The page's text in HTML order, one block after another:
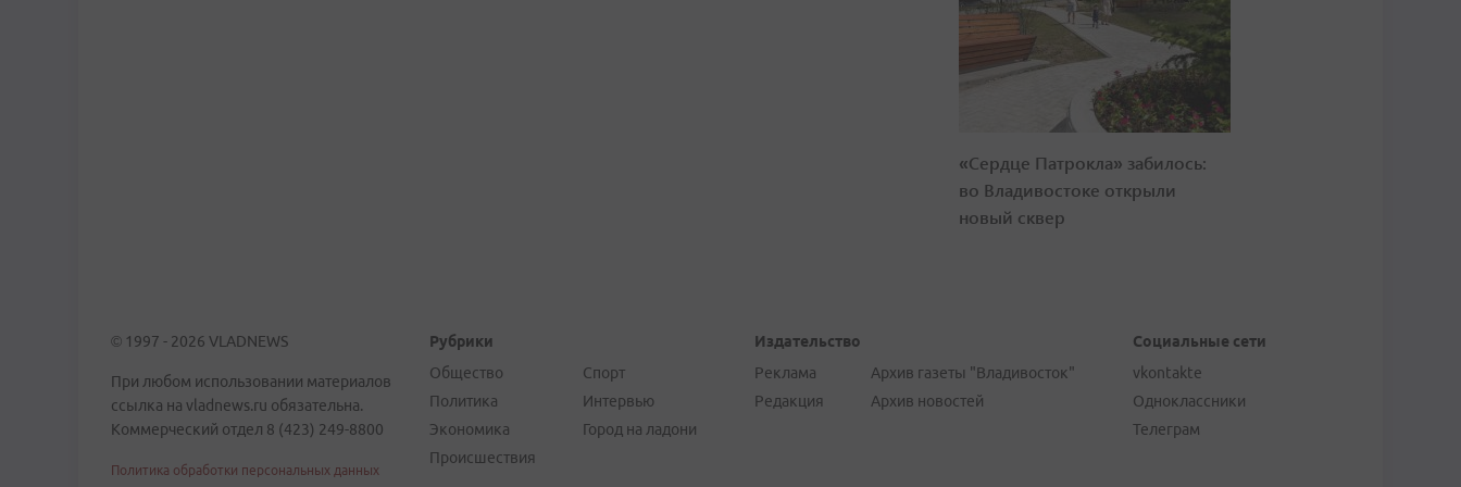
«Сердце Патрокла» забилось:
во Владивостоке открыли
новый сквер
© 1997 - 2026 VLADNEWS
При любом использовании материалов
ссылка на vladnews.ru обязательна.
Коммерческий отдел 8 (423) 249-8800
Политика обработки персональных данных
Рубрики
Общество
Политика
Экономика
Происшествия
Спорт
Интервью
Город на ладони
Издательство
Реклама
Редакция
Архив газеты "Владивосток"
Архив новостей
Социальные сети
vkontakte
Одноклассники
Телеграм